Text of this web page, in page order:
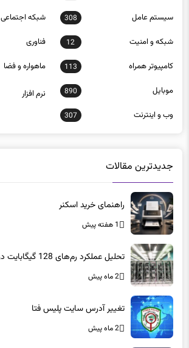
سيستم عامل 308 شبكه اجتماعی
شبكه و امنيت 12 فناوری
كامپيوتر همراه 113 ماهواره و فضا
موبايل 890 نرم افزار
وب و اينترنت 307
جدیدترین مقالات
راهنمای خرید اسکنر
1 هفته پیش
تحلیل عملکرد رم‌های 128 گیگابایت در بارهای سنگین
2 ماه پیش
تغییر آدرس سایت پلیس فتا
2 ماه پیش